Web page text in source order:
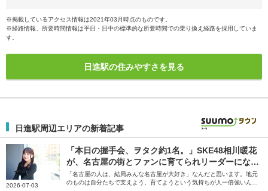
※掲載しているアクセス情報は2021年03月時点のものです。
※経路情報、所要時間情報は平日・日中の標準的な所要時間での乗り換え経路を採用していま
す。
日進駅の住みやすさを見る
日進駅周辺エリアの新着記事
2026-07-03
「本日の握手会、ヲタク約1名。」SKE48相川暖花
が、名古屋の街とファンに育てられリーダーになる
まで
「名古屋の人は、結局みんな名古屋が大好き」なんだと思います。地元
のものは自分たちで支えよう、育てようという気持ちが人一倍強いんで